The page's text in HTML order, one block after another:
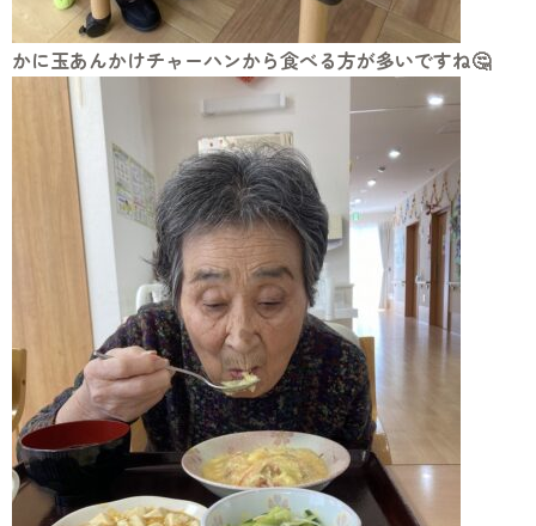
かに玉あんかけチャーハンから食べる方が多いですね🤔